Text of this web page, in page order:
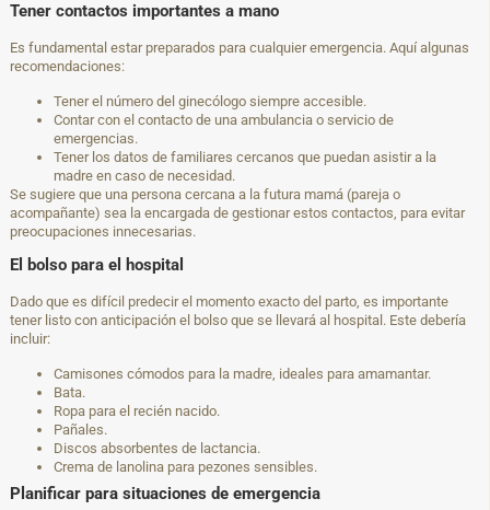
Tener contactos importantes a mano
Es fundamental estar preparados para cualquier emergencia. Aquí algunas
recomendaciones:
Tener el número del ginecólogo siempre accesible.
Contar con el contacto de una ambulancia o servicio de
emergencias.
Tener los datos de familiares cercanos que puedan asistir a la
madre en caso de necesidad.
Se sugiere que una persona cercana a la futura mamá (pareja o
acompañante) sea la encargada de gestionar estos contactos, para evitar
preocupaciones innecesarias.
El bolso para el hospital
Dado que es difícil predecir el momento exacto del parto, es importante
tener listo con anticipación el bolso que se llevará al hospital. Este debería
incluir:
Camisones cómodos para la madre, ideales para amamantar.
Bata.
Ropa para el recién nacido.
Pañales.
Discos absorbentes de lactancia.
Crema de lanolina para pezones sensibles.
Planificar para situaciones de emergencia